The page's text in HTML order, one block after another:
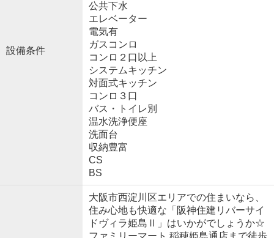
設備条件
公共下水
エレベーター
電気有
ガスコンロ
コンロ２口以上
システムキッチン
対面式キッチン
コンロ３口
バス・トイレ別
温水洗浄便座
洗面台
収納豊富
CS
BS
大阪市西淀川区エリアでの住まいなら、
住み心地も快適な「阪神住建リバーサイ
ドヴィラ姫島Ⅱ」はいかがでしょうか☆